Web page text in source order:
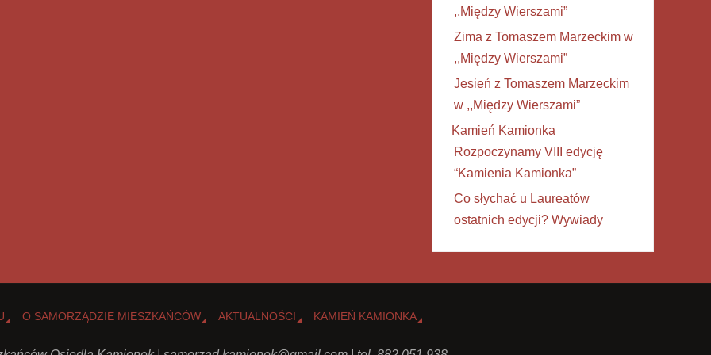
,,Między Wierszami”
Zima z Tomaszem Marzeckim w
,,Między Wierszami”
Jesień z Tomaszem Marzeckim
w ,,Między Wierszami”
Kamień Kamionka
Rozpoczynamy VIII edycję
“Kamienia Kamionka”
Co słychać u Laureatów
ostatnich edycji? Wywiady
O SAMORZĄDZIE MIESZKAŃCÓW AKTUALNOŚCI KAMIEŃ KAMIONKA